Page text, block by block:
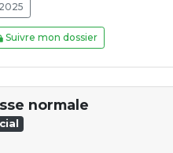
Suivre mon dossier
normale